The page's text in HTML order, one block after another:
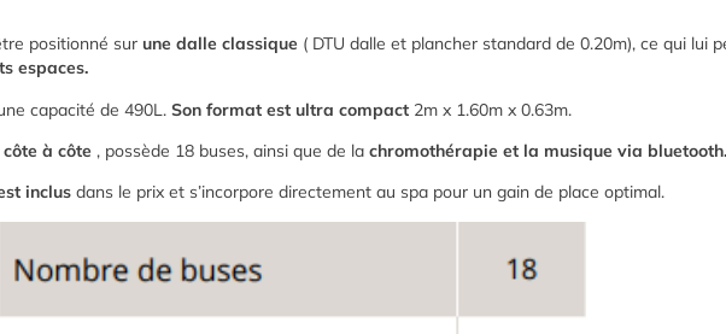
positionné sur une dalle classique ( DTU dalle et plancher standard de 0.20m), ce qui lui
espaces.
capacité de 490L. Son format est ultra compact 2m x 1.60m x 0.63m.
à côte , possède 18 buses, ainsi que de la chromothérapie et la musique via bluetooth.
inclus dans le prix et s’incorpore directement au spa pour un gain de place optimal.